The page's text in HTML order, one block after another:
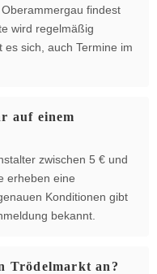
findest
wird regelmäßig
sich, auch Termine im
auf einem
zwischen 5 € und
erheben eine
Konditionen gibt
bekannt.
Trödelmarkt an?